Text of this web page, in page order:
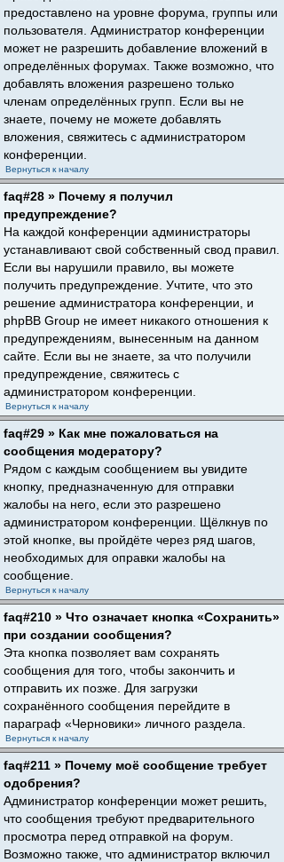
предоставлено на уровне форума, группы или
пользователя. Администратор конференции
может не разрешить добавление вложений в
определённых форумах. Также возможно, что
добавлять вложения разрешено только
членам определённых групп. Если вы не
знаете, почему не можете добавлять
вложения, свяжитесь с администратором
конференции.
Вернуться к началу
faq#28 » Почему я получил
предупреждение?
На каждой конференции администраторы
устанавливают свой собственный свод правил.
Если вы нарушили правило, вы можете
получить предупреждение. Учтите, что это
решение администратора конференции, и
phpBB Group не имеет никакого отношения к
предупреждениям, вынесенным на данном
сайте. Если вы не знаете, за что получили
предупреждение, свяжитесь с
администратором конференции.
Вернуться к началу
faq#29 » Как мне пожаловаться на
сообщения модератору?
Рядом с каждым сообщением вы увидите
кнопку, предназначенную для отправки
жалобы на него, если это разрешено
администратором конференции. Щёлкнув по
этой кнопке, вы пройдёте через ряд шагов,
необходимых для оправки жалобы на
сообщение.
Вернуться к началу
faq#210 » Что означает кнопка «Сохранить»
при создании сообщения?
Эта кнопка позволяет вам сохранять
сообщения для того, чтобы закончить и
отправить их позже. Для загрузки
сохранённого сообщения перейдите в
параграф «Черновики» личного раздела.
Вернуться к началу
faq#211 » Почему моё сообщение требует
одобрения?
Администратор конференции может решить,
что сообщения требуют предварительного
просмотра перед отправкой на форум.
Возможно также, что администратор включил